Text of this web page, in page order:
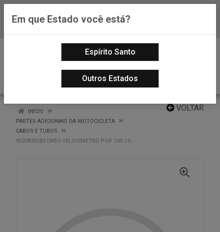
Baixe já nosso APP
VOLTAR
INÍCIO
PARTES ADICIONAIS DA MOTOCICLETA
CABOS E TUBOS
9020830283 CABO VELOCIMETRO POP 100 13-
Em que Estado você está?
Espírito Santo
Outros Estados